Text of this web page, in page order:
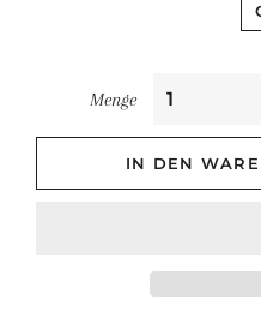
Menge
IN DEN